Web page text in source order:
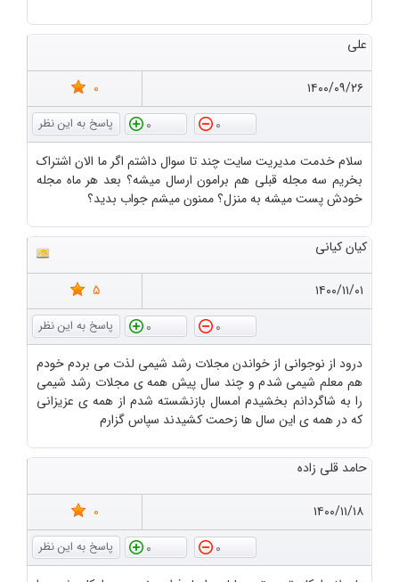
علی
۱۴۰۰/۰۹/۲۶
0
0
0
سلام خدمت مدیریت سایت چند تا سوال داشتم اگر ما الان اشتراک
بخریم سه مجله قبلی هم برامون ارسال میشه؟ بعد هر ماه مجله
خودش پست میشه به منزل؟ ممنون میشم جواب بدید؟
کیان کیانی
۱۴۰۰/۱۱/۰۱
5
0
0
درود از نوجوانی از خواندن مجلات رشد شیمی لذت می بردم خودم
هم معلم شیمی شدم و چند سال پیش همه ی مجلات رشد شیمی
را به شاگردانم بخشیدم امسال بازنشسته شدم از همه ی عزیزانی
که در همه ی این سال ها زحمت کشیدند سپاس گزارم
حامد قلی زاده
۱۴۰۰/۱۱/۱۸
0
0
0